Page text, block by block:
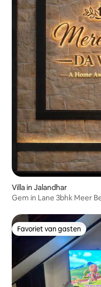
Villa in Jalandhar
Gem in Lane 3bhk Meer
Favoriet van gasten
Favoriet van gasten